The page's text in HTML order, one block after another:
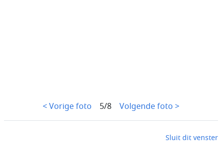
< Vorige foto 5/8 Volgende foto >
Sluit dit venster